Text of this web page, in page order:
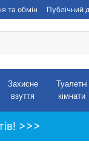
та обмін Публічний
Захисне
взуття
Туалетні
кімнати
>>>